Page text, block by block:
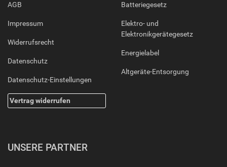
AGB
Impressum
Widerrufsrecht
Datenschutz
Datenschutz-Einstellungen
Vertrag widerrufen
Batteriegesetz
Elektro- und
Elektronikgerätegesetz
Energielabel
Altgeräte-Entsorgung
UNSERE PARTNER